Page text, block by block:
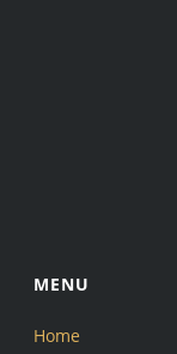
MENU
Home